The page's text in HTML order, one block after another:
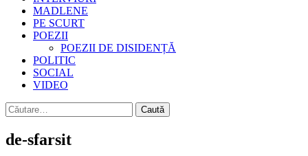
MADLENE
PE SCURT
POEZII
POEZII DE DISIDENȚĂ
POLITIC
SOCIAL
VIDEO
Caută
după:
de-sfarsit